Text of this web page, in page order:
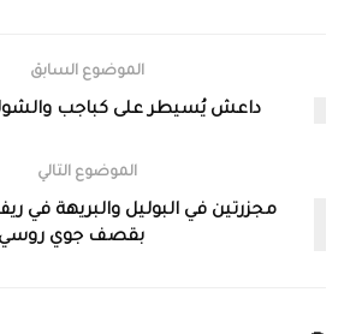
الموضوع السابق
داعش يُسيطر على كباجب والشولا
الموضوع التالي
مجزرتين في البوليل والبريهة في
بقصف جوي روسي